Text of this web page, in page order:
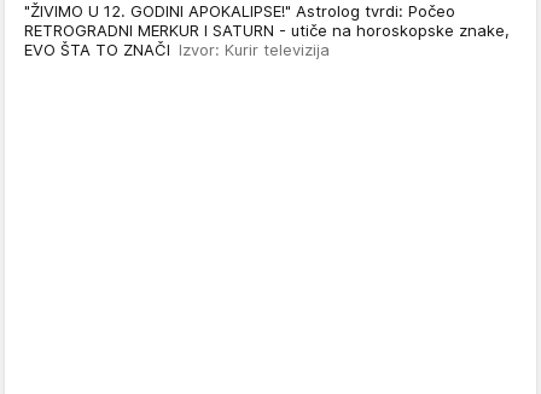
"ŽIVIMO U 12. GODINI APOKALIPSE!" Astrolog tvrdi: Počeo
RETROGRADNI MERKUR I SATURN - utiče na horoskopske znake,
EVO ŠTA TO ZNAČI Izvor: Kurir televizija